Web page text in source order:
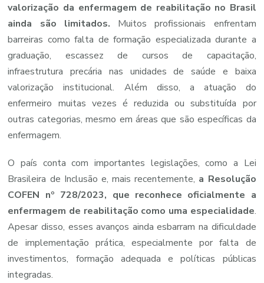
valorização da enfermagem de reabilitação no Brasil
ainda são limitados. Muitosprofissionais enfrentam
barreiras comofalta deformação especializadadurante a
graduação, escassezde cursosde capacitação,
infraestruturaprecária nas unidadesdesaúde e baixa
valorizaçãoinstitucional. Além disso, a atuação do
enfermeiro muitas vezes éreduzidaousubstituída por
outras categorias,mesmo em áreasque sãoespecíficas da
enfermagem.
Opaís contacom importantes legislações,como a Lei
Brasileira de Inclusão e,maisrecentemente, a Resolução
COFEN nº 728/2023, que reconhece oficialmente a
enfermagem de reabilitação como uma especialidade.
Apesardisso, essesavanços aindaesbarram na dificuldade
de implementação prática, especialmenteporfalta de
investimentos, formação adequadaepolíticas públicas
integradas.